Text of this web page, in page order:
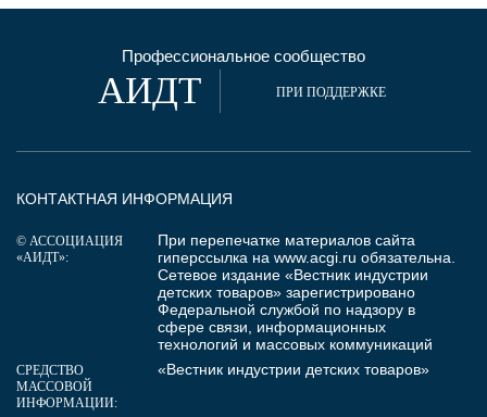
Профессиональное сообщество
АИДТ ПРИ ПОДДЕРЖКЕ
КОНТАКТНАЯ ИНФОРМАЦИЯ
© АССОЦИАЦИЯ
«АИДТ»:
При перепечатке материалов сайта
гиперссылка на www.acgi.ru обязательна.
Сетевое издание «Вестник индустрии
детских товаров» зарегистрировано
Федеральной службой по надзору в
сфере связи, информационных
технологий и массовых коммуникаций
СРЕДСТВО
МАССОВОЙ
ИНФОРМАЦИИ:
«Вестник индустрии детских товаров»